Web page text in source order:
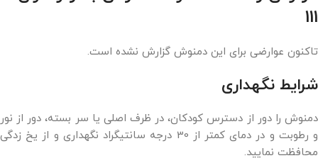
111
تاکنون عوارضی برای این دمنوش گزارش نشده است.
شرایط نگهداری
دمنوش را دور از دسترس کودکان، در ظرف اصلی یا سر بسته، دور از نور
و رطوبت و در دمای کمتر از 30 درجه سانتیگراد نگهداری و از یخ زدگی
محافظت نمایید.